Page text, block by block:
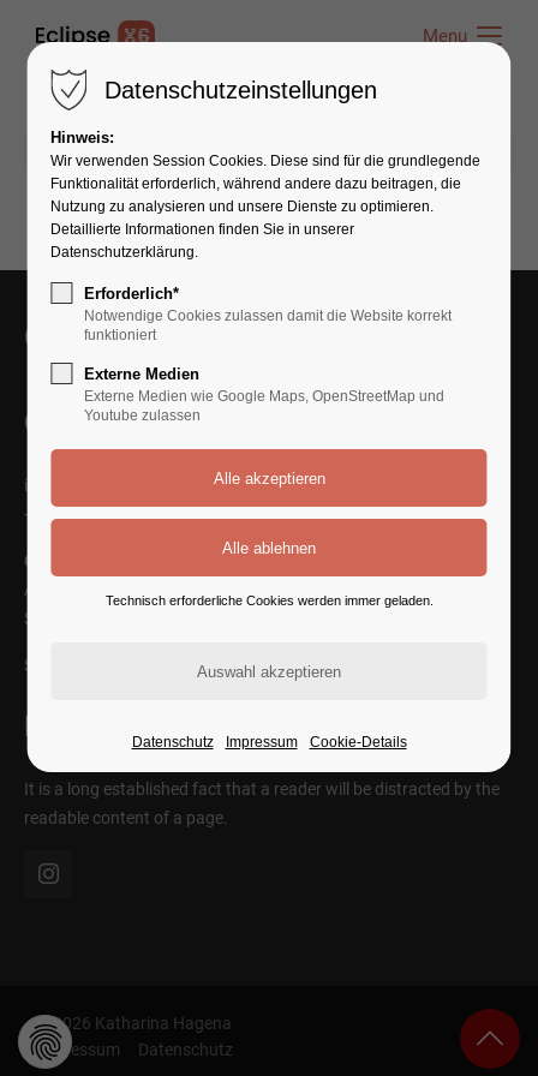
Menu
Get in Touch With Us
Contact Us
info@yourmail.com
+01 444 888 424
Cybersteel Inc.
Address: 376-293 City Road, Suite 600
San Francisco, CA 94102
SEE ON MAP
Follow Us
It is a long established fact that a reader will be distracted by the
readable content of a page.
© 2026 Katharina Hagena
Impressum
Datenschutz
Datenschutzeinstellungen
Hinweis:
Wir verwenden Session Cookies. Diese sind für die grundlegende
Funktionalität erforderlich, während andere dazu beitragen, die
Nutzung zu analysieren und unsere Dienste zu optimieren.
Detaillierte Informationen finden Sie in unserer
Datenschutzerklärung.
Erforderlich*
Notwendige Cookies zulassen damit die Website korrekt
funktioniert
Externe Medien
Externe Medien wie Google Maps, OpenStreetMap und
Youtube zulassen
Technisch erforderliche Cookies werden immer geladen.
Datenschutz Impressum Cookie-Details
Menu